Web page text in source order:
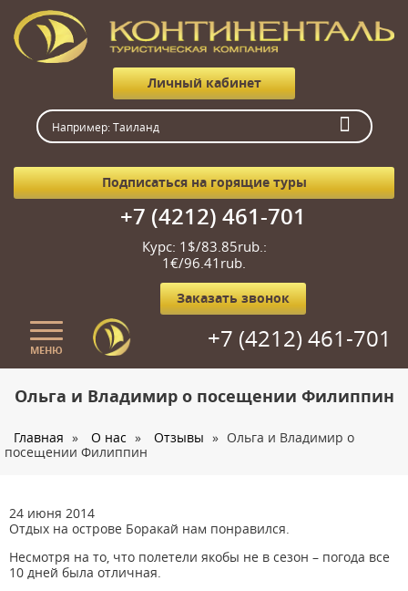
Личный кабинет
Подписаться на горящие туры
+7 (4212) 461-701
Курс: 1$/83.85rub.:
1€/96.41rub.
Заказать звонок
МЕНЮ +7 (4212) 461-701
Страны
Туристам
Корпоративное обслуживание
Новости
Ольга и Владимир о посещении Филиппин
Главная » О нас » Отзывы » Ольга и Владимир о
посещении Филиппин
24 июня 2014
Отдых на острове Боракай нам понравился.
Несмотря на то, что полетели якобы не в сезон – погода все
10 дней была отличная.